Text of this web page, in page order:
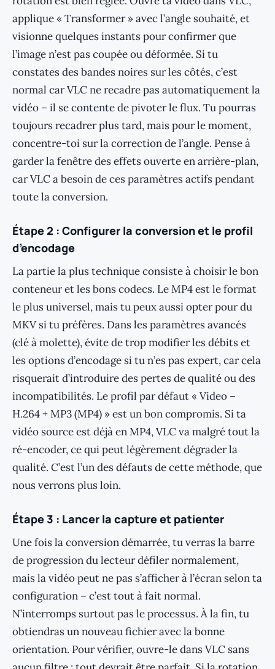
applique « Transformer » avec l’angle souhaité, et
visionne quelques instants pour confirmer que
l’image n’est pas coupée ou déformée. Si tu
constates des bandes noires sur les côtés, c’est
normal car VLC ne recadre pas automatiquement la
vidéo – il se contente de pivoter le flux. Tu pourras
toujours recadrer plus tard, mais pour le moment,
concentre-toi sur la correction de l’angle. Pense à
garder la fenêtre des effets ouverte en arrière-plan,
car VLC a besoin de ces paramètres actifs pendant
toute la conversion.
Étape 2 : Configurer la conversion et le profil
d’encodage
La partie la plus technique consiste à choisir le bon
conteneur et les bons codecs. Le MP4 est le format
le plus universel, mais tu peux aussi opter pour du
MKV si tu préfères. Dans les paramètres avancés
(clé à molette), évite de trop modifier les débits et
les options d’encodage si tu n’es pas expert, car cela
risquerait d’introduire des pertes de qualité ou des
incompatibilités. Le profil par défaut « Video –
H.264 + MP3 (MP4) » est un bon compromis. Si ta
vidéo source est déjà en MP4, VLC va malgré tout la
ré-encoder, ce qui peut légèrement dégrader la
qualité. C’est l’un des défauts de cette méthode, que
nous verrons plus loin.
Étape 3 : Lancer la capture et patienter
Une fois la conversion démarrée, tu verras la barre
de progression du lecteur défiler normalement,
mais la vidéo peut ne pas s’afficher à l’écran selon ta
configuration – c’est tout à fait normal.
N’interromps surtout pas le processus. À la fin, tu
obtiendras un nouveau fichier avec la bonne
orientation. Pour vérifier, ouvre-le dans VLC sans